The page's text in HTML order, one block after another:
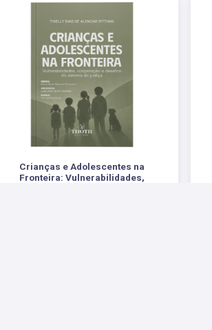
Crianças e Adolescentes na
Fronteira: Vulnerabilidades,